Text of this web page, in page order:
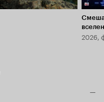
2026,
—